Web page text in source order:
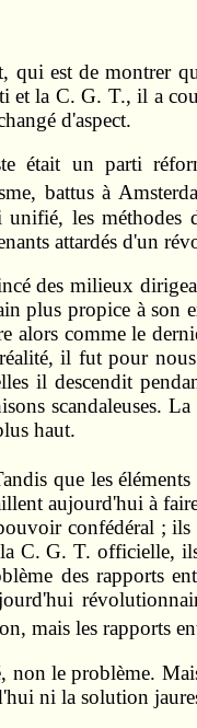
qui est de montrer
et la C. G. T., il a
d'aspect.
était un parti
battus à
unifié, les
attardés d'un
des milieux
plus propice à son
alors comme le
il fut pour
il descendit
scandaleuses.
haut.
que les
aujourd'hui à
confédéral ;
C. G. T. officielle,
des rapports
mais les rapports
non le problème.
ni la solution